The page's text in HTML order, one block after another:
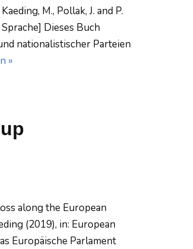
M., Pollak, J. and P.
Dieses Buch
nationalistischer Parteien
»
along the European
(2019), in: European
Europäische Parlament